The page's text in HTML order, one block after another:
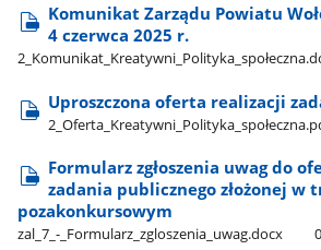
Komunikat Zarządu Powiatu
4 czerwca 2025 r.
Uproszczona oferta realizacji
Formularz zgłoszenia uwag do
zadania publicznego złożonej w
pozakonkursowym
zal​_7​_-​_Formularz​_zgloszenia​_uwag.docx